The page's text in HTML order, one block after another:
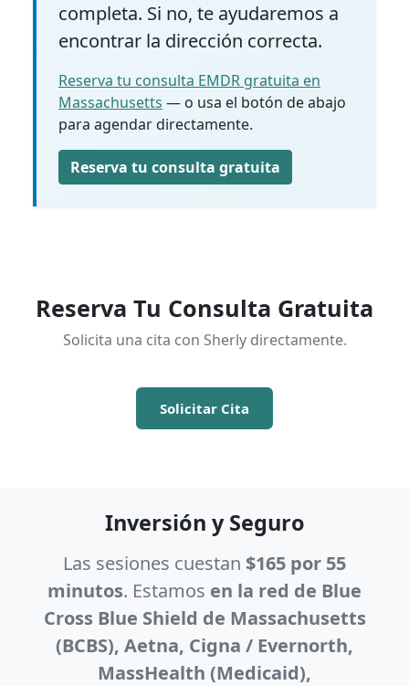
completa. Si no, te ayudaremos a
encontrar la dirección correcta.
Reserva tu consulta EMDR gratuita en
Massachusetts — o usa el botón de abajo
para agendar directamente.
Reserva tu consulta gratuita
Reserva Tu Consulta Gratuita
Solicita una cita con Sherly directamente.
Solicitar Cita
Inversión y Seguro
Las sesiones cuestan $165 por 55
minutos. Estamos en la red de Blue
Cross Blue Shield de Massachusetts
(BCBS), Aetna, Cigna / Evernorth,
MassHealth (Medicaid),